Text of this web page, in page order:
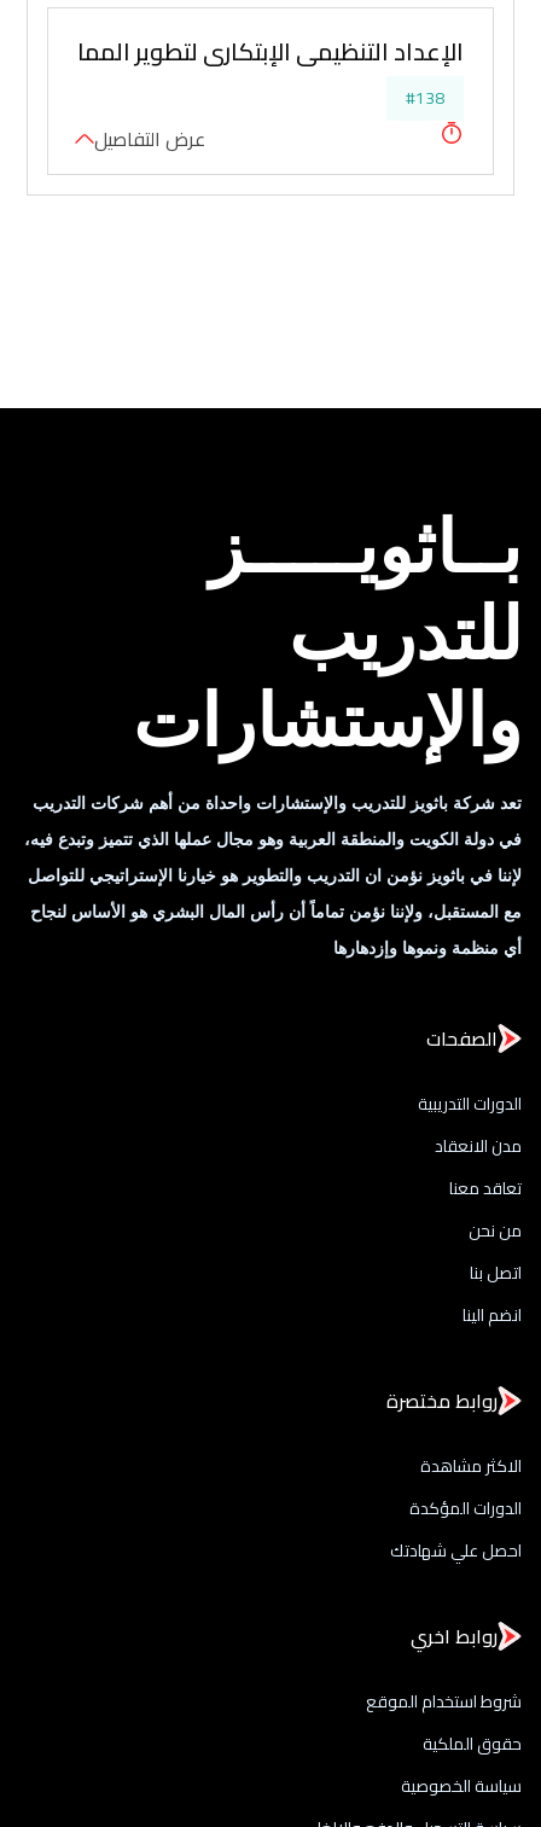
الإعداد التنظيمي الإبتكاري لتطوير
#138
عرض التفاصيل
بــاثويـــــز
للتدريب
والإستشارات
تعد شركة باثويز للتدريب والإستشارات واحداة من أهم شركات التدريب
في دولة الكويت والمنطقة العربية وهو مجال عملها الذي تتميز وتبدع فيه،
لإننا في باثويز نؤمن ان التدريب والتطوير هو خيارنا الإستراتيجي للتواصل
مع المستقبل، ولإننا نؤمن تماماً أن رأس المال البشري هو الأساس لنجاح
أي منظمة ونموها وإزدهارها
الصفحات
الدورات التدريبية
مدن الانعقاد
تعاقد معنا
من نحن
اتصل بنا
انضم الينا
روابط مختصرة
الاكثر مشاهدة
الدورات المؤكدة
احصل علي شهادتك
روابط اخري
شروط استخدام الموقع
حقوق الملكية
سياسة الخصوصية